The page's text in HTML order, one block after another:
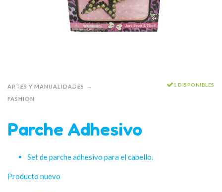
ARTES Y MANUALIDADES
FASHION
1 DISPONIBLES
Parche Adhesivo
Set de parche adhesivo para el cabello.
Producto nuevo